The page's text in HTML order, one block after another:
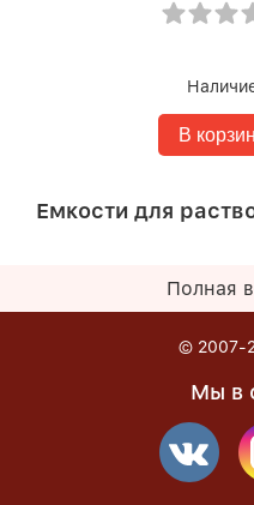
В
Емкости для
Полная
© 2007-
Мы в